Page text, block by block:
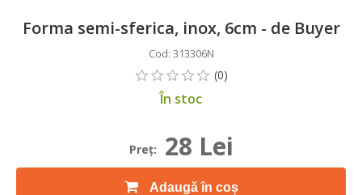
Forma semi-sferica, inox, 6cm - de Buyer
Cod: 313306N
În stoc
Preţ: 28 Lei
Adaugă în coș